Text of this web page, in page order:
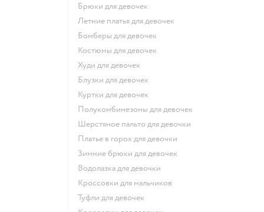
Брюки для девочек
Летние платья для девочек
Бомберы для девочек
Костюмы для девочек
Худи для девочек
Блузки для девочек
Куртки для девочек
Полукомбинезоны для девочек
Шерстяное пальто для девочки
Платье в горох для девочки
Зимние брюки для девочек
Водолазка для девочки
Кроссовки для мальчиков
Туфли для девочек